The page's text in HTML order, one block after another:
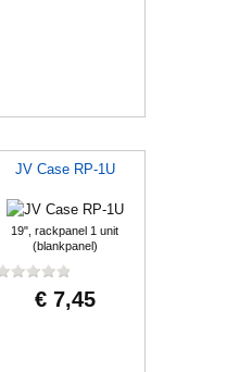
JV Case RP-1U
19", rackpanel 1 unit
(blankpanel)
€ 7,45